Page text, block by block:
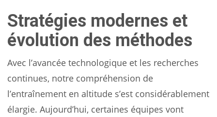
Stratégies modernes et
évolution des méthodes
Avec l’avancée technologique et les recherches
continues, notre compréhension de
l’entraînement en altitude s’est considérablement
élargie. Aujourd’hui, certaines équipes vont